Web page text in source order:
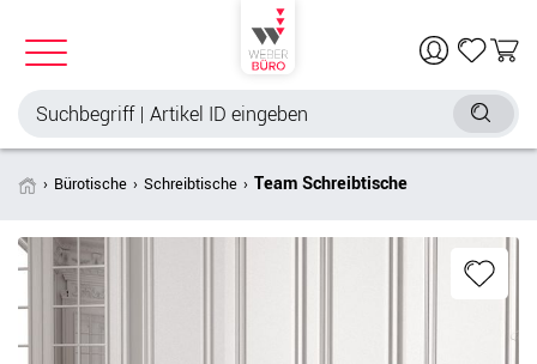
Bürotische Schreibtische Team Schreibtische